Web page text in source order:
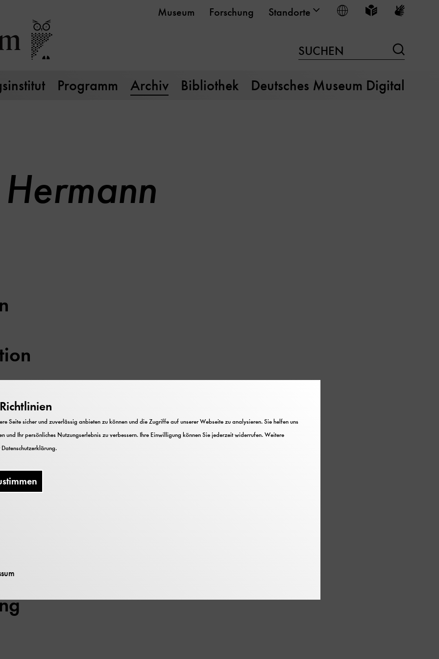
Museum Forschung Standorte Sprache wählen
Leichte Sprache
SUCHEN
Programm Archiv Bibliothek Deutsches Museum Digital
Flugzeugunfälle; (Porträt-)Fotografien; biografische Unterlagen
Seite sicher und zuverlässig anbieten zu können und die Zugriffe auf unserer Webseite zu analysieren. Sie helfen uns
und Ihr persönliches Nutzungserlebnis zu verbessern. Ihre Einwilligung können Sie jederzeit widerrufen. Weitere
Datenschutzerklärung.